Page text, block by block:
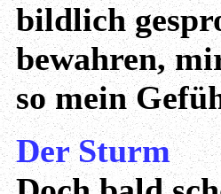
bildlich
bewahren,
so mein
Der Sturm